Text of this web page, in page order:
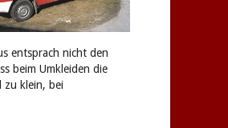
entsprach nicht den
beim Umkleiden die
zu klein, bei